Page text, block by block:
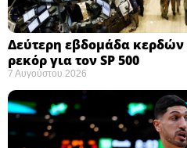
Δεύτερη εβδομάδα
ρεκόρ για τον SP 500
7 Αυγούστου 2026